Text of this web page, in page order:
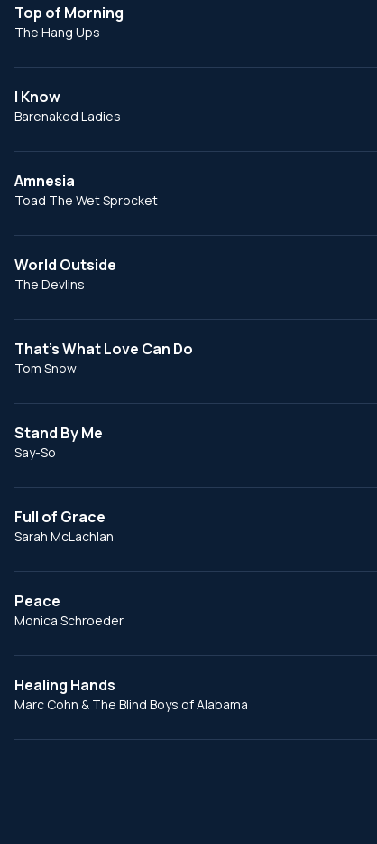
Top of Morning
The Hang Ups
I Know
Barenaked Ladies
Amnesia
Toad The Wet Sprocket
World Outside
The Devlins
That's What Love Can Do
Tom Snow
Stand By Me
Say-So
Full of Grace
Sarah McLachlan
Peace
Monica Schroeder
Healing Hands
Marc Cohn & The Blind Boys of Alabama